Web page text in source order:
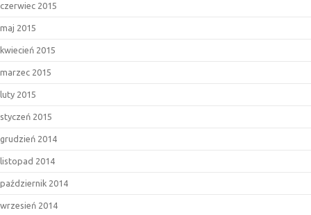
czerwiec 2015
maj 2015
kwiecień 2015
marzec 2015
luty 2015
styczeń 2015
grudzień 2014
listopad 2014
październik 2014
wrzesień 2014